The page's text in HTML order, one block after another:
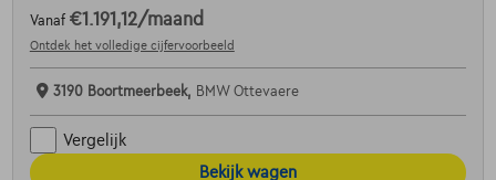
Vanaf €1.191,12/maand
Ontdek het volledige cijfervoorbeeld
3190 Boortmeerbeek, BMW Ottevaere
Vergelijk
Bekijk wagen